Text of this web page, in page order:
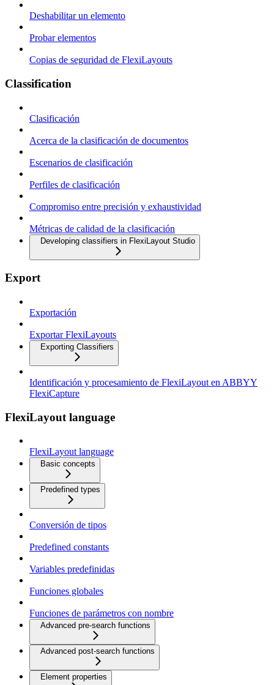
Deshabilitar un elemento
Probar elementos
Copias de seguridad de FlexiLayouts
Classification
Clasificación
Acerca de la clasificación de documentos
Escenarios de clasificación
Perfiles de clasificación
Compromiso entre precisión y exhaustividad
Métricas de calidad de la clasificación
Developing classifiers in FlexiLayout Studio
Export
Exportación
Exportar FlexiLayouts
Exporting Classifiers
Identificación y procesamiento de FlexiLayout en ABBYY
FlexiCapture
FlexiLayout language
FlexiLayout language
Basic concepts
Predefined types
Conversión de tipos
Predefined constants
Variables predefinidas
Funciones globales
Funciones de parámetros con nombre
Advanced pre-search functions
Advanced post-search functions
Element properties